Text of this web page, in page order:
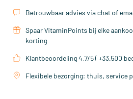
Betrouwbaar advies via chat of
Spaar VitaminPoints bij elke
korting
Klantbeoordeling 4,7/5 ( +33.500
Flexibele bezorging: thuis, service